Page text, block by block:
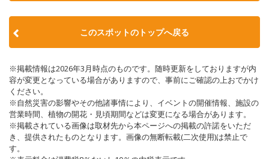
このスポットのトップへ戻る
※掲載情報は2026年3月時点のものです。随時更新をしておりますが内
容が変更となっている場合がありますので、事前にご確認の上おでかけ
ください。
※自然災害の影響やその他諸事情により、イベントの開催情報、施設の
営業時間、植物の開花・見頃期間などは変更になる場合があります。
※掲載されている画像は取材先から本ページへの掲載の許諾をいただ
き、提供されたものとなります。画像の無断転載(二次使用)は禁止で
す。